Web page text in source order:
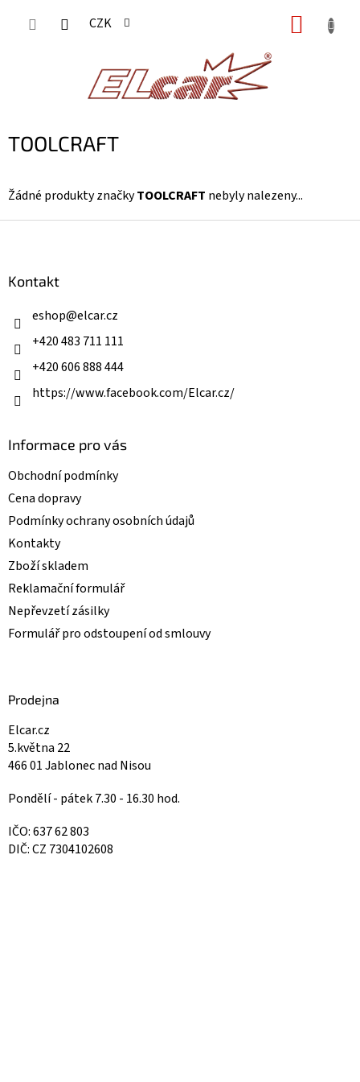
CZK
TOOLCRAFT
Žádné produkty značkyTOOLCRAFT nebyly nalezeny...
Kontakt
eshop@elcar.cz
+420 483 711 111
+420 606 888 444
https://www.facebook.com/Elcar.cz/
Informace pro vás
Obchodní podmínky
Cena dopravy
Podmínky ochrany osobních údajů
Kontakty
Zboží skladem
Reklamační formulář
Nepřevzetí zásilky
Formulář pro odstoupení od smlouvy
Prodejna
Elcar.cz
5.května 22
466 01 Jablonec nad Nisou
Pondělí - pátek 7.30 - 16.30 hod.
IČO: 637 62 803
DIČ: CZ 7304102608